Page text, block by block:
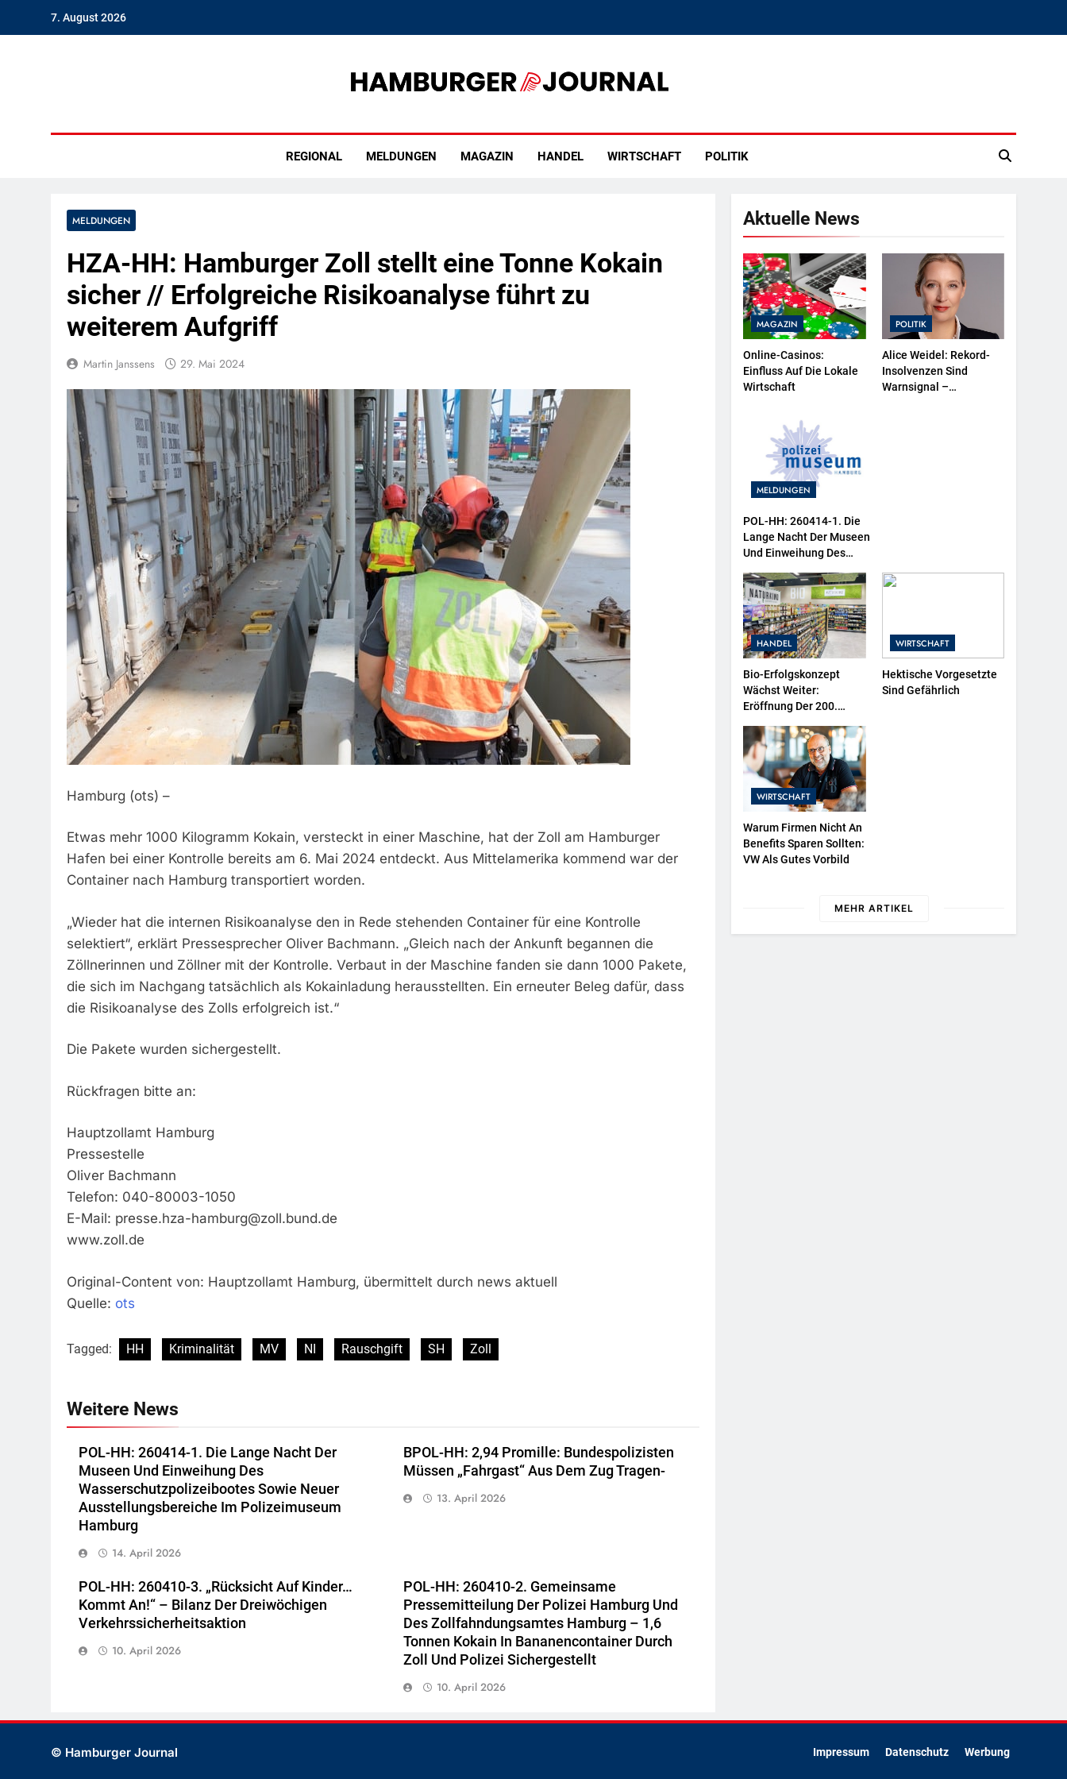
7. August 2026
REGIONAL MELDUNGEN MAGAZIN HANDEL WIRTSCHAFT POLITIK
MELDUNGEN
HZA-HH: Hamburger Zoll stellt eine Tonne Kokain
sicher // Erfolgreiche Risikoanalyse führt zu
weiterem Aufgriff
Martin Janssens 29. Mai 2024
Hamburg (ots) –
Etwas mehr 1000 Kilogramm Kokain, versteckt in einer Maschine, hat der Zoll am Hamburger
Hafen bei einer Kontrolle bereits am 6. Mai 2024 entdeckt. Aus Mittelamerika kommend war der
Container nach Hamburg transportiert worden.
„Wieder hat die internen Risikoanalyse den in Rede stehenden Container für eine Kontrolle
selektiert“, erklärt Pressesprecher Oliver Bachmann. „Gleich nach der Ankunft begannen die
Zöllnerinnen und Zöllner mit der Kontrolle. Verbaut in der Maschine fanden sie dann 1000 Pakete,
die sich im Nachgang tatsächlich als Kokainladung herausstellten. Ein erneuter Beleg dafür, dass
die Risikoanalyse des Zolls erfolgreich ist.“
Die Pakete wurden sichergestellt.
Rückfragen bitte an:
Hauptzollamt Hamburg
Pressestelle
Oliver Bachmann
Telefon: 040-80003-1050
E-Mail: presse.hza-hamburg@zoll.bund.de
www.zoll.de
Original-Content von: Hauptzollamt Hamburg, übermittelt durch news aktuell
Quelle: ots
Tagged: HH Kriminalität MV NI Rauschgift SH Zoll
Weitere News
POL-HH: 260414-1. Die Lange Nacht Der
Museen Und Einweihung Des
Wasserschutzpolizeibootes Sowie Neuer
Ausstellungsbereiche Im Polizeimuseum
Hamburg
14. April 2026
BPOL-HH: 2,94 Promille: Bundespolizisten
Müssen „Fahrgast“ Aus Dem Zug Tragen-
13. April 2026
POL-HH: 260410-3. „Rücksicht Auf Kinder…
Kommt An!“ – Bilanz Der Dreiwöchigen
Verkehrssicherheitsaktion
10. April 2026
POL-HH: 260410-2. Gemeinsame
Pressemitteilung Der Polizei Hamburg Und
Des Zollfahndungsamtes Hamburg – 1,6
Tonnen Kokain In Bananencontainer Durch
Zoll Und Polizei Sichergestellt
10. April 2026
Aktuelle News
MAGAZIN
Online-Casinos:
Einfluss Auf Die Lokale
Wirtschaft
POLITIK
Alice Weidel: Rekord-
Insolvenzen Sind
Warnsignal –
MELDUNGEN
POL-HH: 260414-1. Die
Lange Nacht Der Museen
Und Einweihung Des
Sowie Neuer
Ausstellungsbereiche Im
Polizeimuseum Hamburg
HANDEL
Bio-Erfolgskonzept
Wächst Weiter:
Eröffnung Der 200.
EDEKA
WIRTSCHAFT
Hektische Vorgesetzte
Sind Gefährlich
WIRTSCHAFT
Warum Firmen Nicht An
Benefits Sparen Sollten:
VW Als Gutes Vorbild
MEHR ARTIKEL
© Hamburger Journal Impressum Datenschutz Werbung